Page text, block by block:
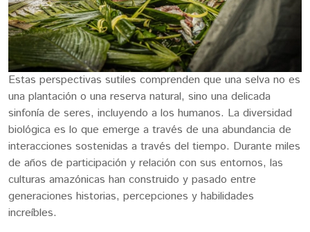
Estas perspectivas sutiles comprenden que una selva no es
una plantación o una reserva natural, sino una delicada
sinfonía de seres, incluyendo a los humanos. La diversidad
biológica es lo que emerge a través de una abundancia de
interacciones sostenidas a través del tiempo. Durante miles
de años de participación y relación con sus entornos, las
culturas amazónicas han construido y pasado entre
generaciones historias, percepciones y habilidades
increíbles.